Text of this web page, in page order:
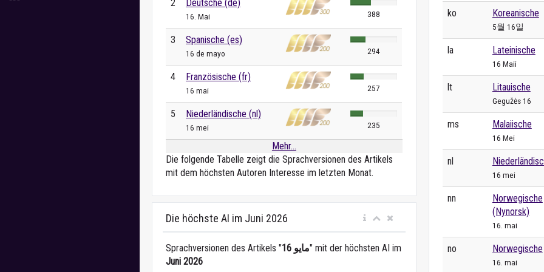
2 Deutsche (de)
16. Mai 388
3 Spanische (es)
16 de mayo 294
4 Französische (fr)
16 mai 257
5 Niederländische (nl)
16 mei 235
Mehr...
Die folgende Tabelle zeigt die Sprachversionen des Artikels
mit dem höchsten Autoren Interesse im letzten Monat.
Die höchste AI im Juni 2026
Sprachversionen des Artikels " 16 مايو" mit der höchsten AI im
Juni 2026
ko Koreanische
5월 16일
la Lateinische
16 Maii
lt Litauische
Gegužės 16
ms Malaiische
16 Mei
nl
16 mei
nn
Norwegische
(Nynorsk)
16. mai
no Norwegische
16. mai